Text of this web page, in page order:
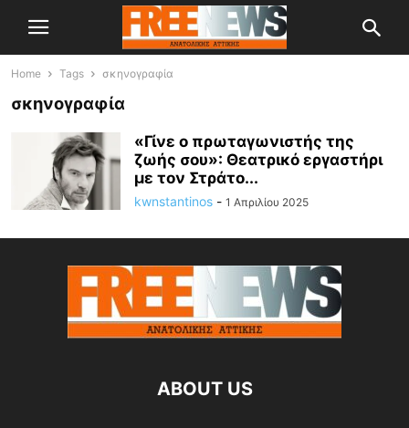
Home Tags σκηνογραφία
σκηνογραφία
«Γίνε ο πρωταγωνιστής της
ζωής σου»: Θεατρικό εργαστήρι
με τον Στράτο...
kwnstantinos - 1 Απριλίου 2025
ABOUT US